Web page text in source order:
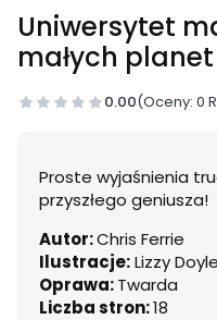
Uniwersytet
małych planet
0.00(Oceny: 0
Proste wyjaśnienia
przyszłego geniusza!
Autor:Chris Ferrie
Ilustracje:Lizzy Doyle
Oprawa:Twarda
Liczba stron:18